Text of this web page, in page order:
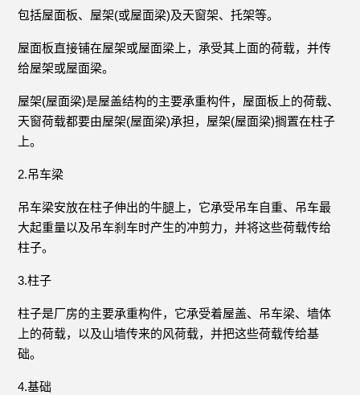
包括屋面板、屋架(或屋面梁)及天窗架、托架等。
屋面板直接铺在屋架或屋面梁上，承受其上面的荷载，并传
给屋架或屋面梁。
屋架(屋面梁)是屋盖结构的主要承重构件，屋面板上的荷载、
天窗荷载都要由屋架(屋面梁)承担，屋架(屋面梁)搁置在柱子
上。
2.吊车梁
吊车梁安放在柱子伸出的牛腿上，它承受吊车自重、吊车最
大起重量以及吊车刹车时产生的冲剪力，并将这些荷载传给
柱子。
3.柱子
柱子是厂房的主要承重构件，它承受着屋盖、吊车梁、墙体
上的荷载，以及山墙传来的风荷载，并把这些荷载传给基
础。
4.基础